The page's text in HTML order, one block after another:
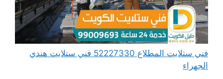
فني ستلايت المطلاع 52227330 فني ستلايت هندي
الجهراء